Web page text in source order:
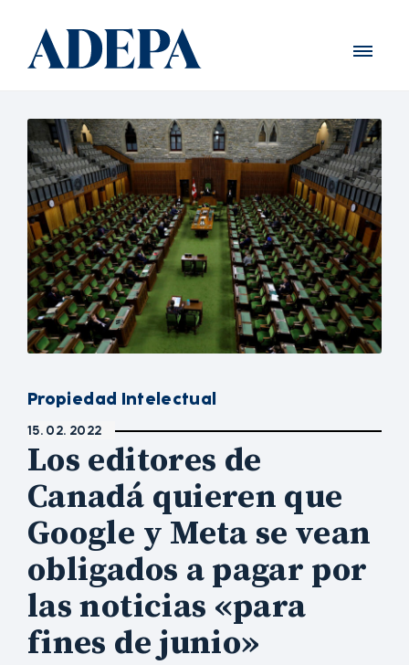
Propiedad Intelectual
15. 02. 2022
Los editores de
Canadá quieren que
Google y Meta se vean
obligados a pagar por
las noticias «para
fines de junio»